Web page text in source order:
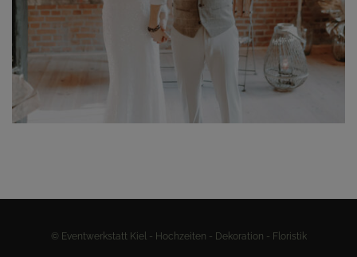
© Eventwerkstatt Kiel - Hochzeiten - Dekoration - Floristik